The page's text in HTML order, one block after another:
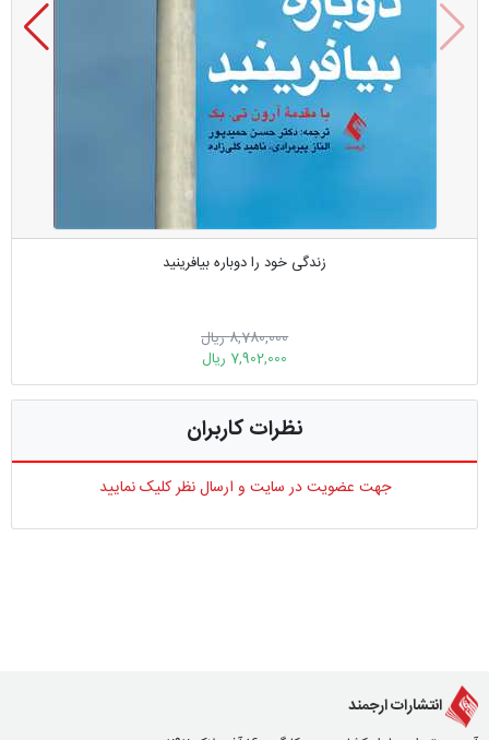
زندگی خود را دوباره بیافرینید
8,780,000 ریال
7,902,000 ریال
نظرات کاربران
جهت عضویت در سایت و ارسال نظر کلیک نمایید
انتشارات ارجمند